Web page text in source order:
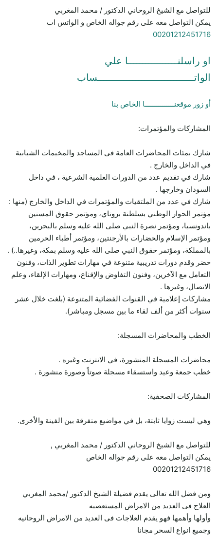
للتواصل مع الشيخ الروحاني الدكتور / محمد المغربي
يمكن التواصل معه على رقم جواله الخاص و الواتس اب
00201212451716
او راسلنـــــــــــــــــا علي
الواتـــــــــــــــــــــــــــــــــساب
أو زور موقعنـــــــــــــــا الخاص بنا
المشاركات والمؤتمرات:
شارك بمئات المحاضرات العامة في المساجد والمخيمات الشبابية
في الداخل والخارج .
شارك في تقديم عدد من الدورات العلمية الشرعية ، في داخل
السودان وخارجها .
شارك في عدد من الملتقيات والمؤتمرات في الداخل والخارج (منها :
مؤتمر الحوار الوطني بسلطنة بروناي، ومؤتمر حقوق المسنين
باندونسيا، ومؤتمر نصرة النبي صلى الله عليه وسلم بالبحرين،
ومؤتمر الإسلام والحضارات بالأرجنتين، ومؤتمر أطباء الحرمين
بالمملكة، ومؤتمر حقوق النبي صلى الله عليه وسلم بمكة، وغيرها..) .
حضر وقدم دورات تدريبية متنوعة في مهارات تطوير الذات، وفنون
التعامل مع الآخرين، وفنون التفاوض والإقناع، ومهارات الإلقاء، وعلم
الاتصال، وغيرها .
مشاركات إعلامية في القنوات الفضائية المتنوعة (بلغت خلال عشر
سنوات أكثر من ألف لقاء ما بين مسجل ومباشر).
الخطب والمحاضرات المسجلة:
محاضرات المسجلة المنشورة، في الانترنت وغيره .
خطب جمعة وعيد واستسقاء مسجلة صوتاً وصورة منشورة .
المشاركات الصحفية:
وهي ليست زوايا ثابتة، بل في مواضيع متفرقة بين الفينة والأخرى.
للتواصل مع الشيخ الروحاني الدكتور / محمد المغربي ,
يمكن التواصل معه على رقم جواله الخاص
00201212451716
ومن فضل الله تعالى يقدم فضيلة الشيخ الدكتور /محمد المغربي
العلاج فى العديد من الامراض المستعصيه
وأولها وأهمها فهو يقدم العلاجات فى العديد من الامراض الروحانيه
وجميع انواع السحر مجانا